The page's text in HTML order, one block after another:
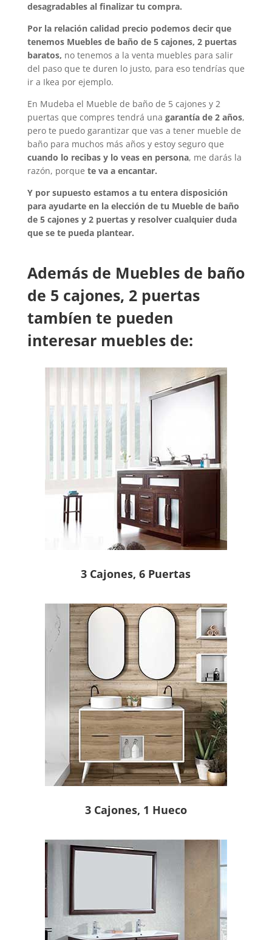
desagradables al finalizar tu compra.
Por la relación calidad precio podemos decir que
tenemos Muebles de baño de 5 cajones, 2 puertas
baratos, no tenemos a la venta muebles para salir
del paso que te duren lo justo, para eso tendrías que
ir a Ikea por ejemplo.
En Mudeba el Mueble de baño de 5 cajones y 2
puertas que compres tendrá una garantía de 2 años,
pero te puedo garantizar que vas a tener mueble de
baño para muchos más años y estoy seguro que
cuando lo recibas y lo veas en persona, me darás la
razón, porque te va a encantar.
Y por supuesto estamos a tu entera disposición
para ayudarte en la elección de tu Mueble de baño
de 5 cajones y 2 puertas y resolver cualquier duda
que se te pueda plantear.
Además de Muebles de baño
de 5 cajones, 2 puertas
tambíen te pueden
interesar muebles de:
3 Cajones, 6 Puertas
3 Cajones, 1 Hueco